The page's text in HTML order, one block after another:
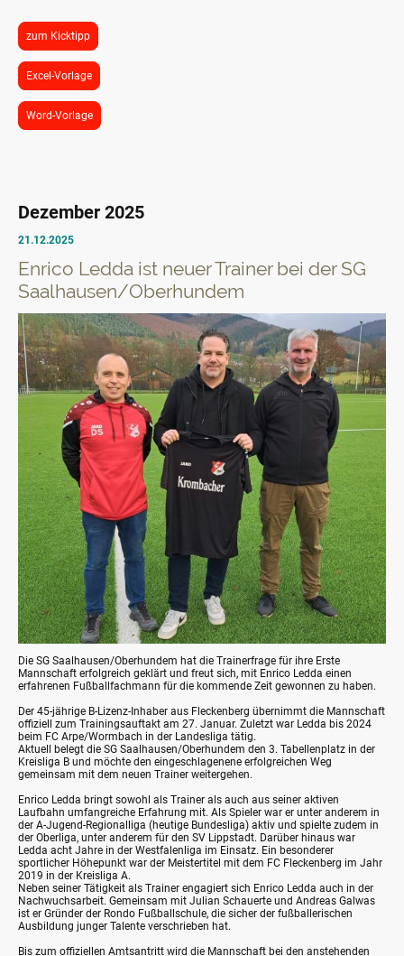
zum Kicktipp
Excel-Vorlage
Word-Vorlage
Dezember 2025
21.12.2025
Enrico Ledda ist neuer Trainer bei der SG
Saalhausen/Oberhundem
Die SG Saalhausen/Oberhundem hat die Trainerfrage für ihre Erste
Mannschaft erfolgreich geklärt und freut sich, mit Enrico Ledda einen
erfahrenen Fußballfachmann für die kommende Zeit gewonnen zu haben.
Der 45-jährige B-Lizenz-Inhaber aus Fleckenberg übernimmt die Mannschaft
offiziell zum Trainingsauftakt am 27. Januar. Zuletzt war Ledda bis 2024
beim FC Arpe/Wormbach in der Landesliga tätig.
Aktuell belegt die SG Saalhausen/Oberhundem den 3. Tabellenplatz in der
Kreisliga B und möchte den eingeschlagenene erfolgreichen Weg
gemeinsam mit dem neuen Trainer weitergehen.
Enrico Ledda bringt sowohl als Trainer als auch aus seiner aktiven
Laufbahn umfangreiche Erfahrung mit. Als Spieler war er unter anderem in
der A-Jugend-Regionalliga (heutige Bundesliga) aktiv und spielte zudem in
der Oberliga, unter anderem für den SV Lippstadt. Darüber hinaus war
Ledda acht Jahre in der Westfalenliga im Einsatz. Ein besonderer
sportlicher Höhepunkt war der Meistertitel mit dem FC Fleckenberg im Jahr
2019 in der Kreisliga A.
Neben seiner Tätigkeit als Trainer engagiert sich Enrico Ledda auch in der
Nachwuchsarbeit. Gemeinsam mit Julian Schauerte und Andreas Galwas
ist er Gründer der Rondo Fußballschule, die sicher der fußballerischen
Ausbildung junger Talente verschrieben hat.
Bis zum offiziellen Amtsantritt wird die Mannschaft bei den anstehenden